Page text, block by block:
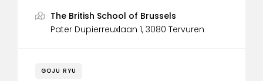
The British School of Brussels
Pater Dupierreuxlaan 1, 3080 Tervuren
GOJU RYU